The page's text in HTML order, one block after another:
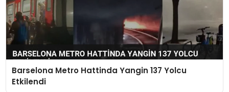
Barselona Metro Hattinda Yangin 137 Yolcu
Etkilendi